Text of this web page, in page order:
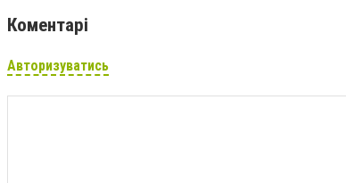
Коментарі
Авторизуватись